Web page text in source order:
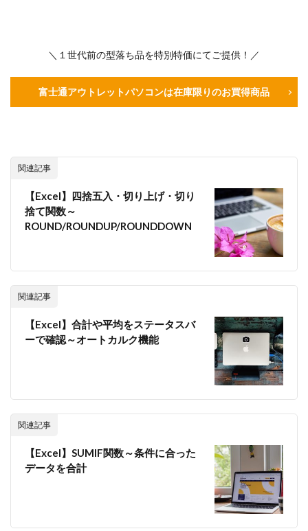
＼１世代前の型落ち品を特別特価にてご提供！／
富士通アウトレットパソコンは在庫限りのお買得商品
関連記事
【Excel】四捨五入・切り上げ・切り
捨て関数～
ROUND/ROUNDUP/ROUNDDOWN
関連記事
【Excel】合計や平均をステータスバ
ーで確認～オートカルク機能
関連記事
【Excel】SUMIF関数～条件に合った
データを合計